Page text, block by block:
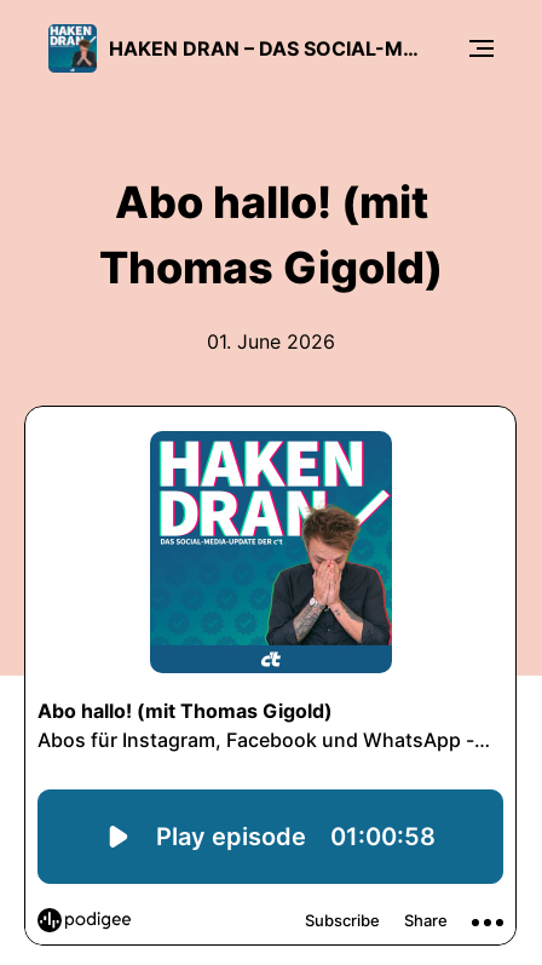
HAKEN DRAN – DAS SOCIAL-MEDIA-UPDATE DER C'T
Abo hallo! (mit
Thomas Gigold)
01. June 2026